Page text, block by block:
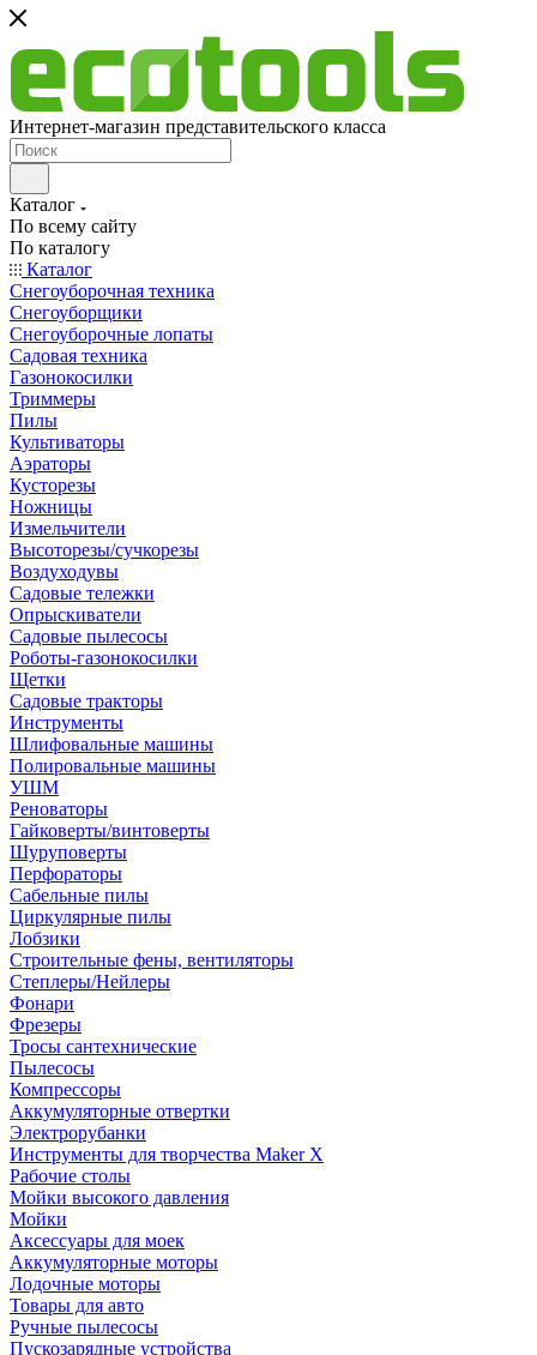
Интернет-магазин представительского класса
Каталог
По всему сайту
По каталогу
Каталог
Снегоуборочная техника
Снегоуборщики
Снегоуборочные лопаты
Садовая техника
Газонокосилки
Триммеры
Пилы
Культиваторы
Аэраторы
Кусторезы
Ножницы
Измельчители
Высоторезы/сучкорезы
Воздуходувы
Садовые тележки
Опрыскиватели
Садовые пылесосы
Роботы-газонокосилки
Щетки
Садовые тракторы
Инструменты
Шлифовальные машины
Полировальные машины
УШМ
Реноваторы
Гайковерты/винтоверты
Шуруповерты
Перфораторы
Сабельные пилы
Циркулярные пилы
Лобзики
Строительные фены, вентиляторы
Степлеры/Нейлеры
Фонари
Фрезеры
Тросы сантехнические
Пылесосы
Компрессоры
Аккумуляторные отвертки
Электрорубанки
Инструменты для творчества Maker X
Рабочие столы
Мойки высокого давления
Мойки
Аксессуары для моек
Аккумуляторные моторы
Лодочные моторы
Товары для авто
Ручные пылесосы
Пускозарядные устройства